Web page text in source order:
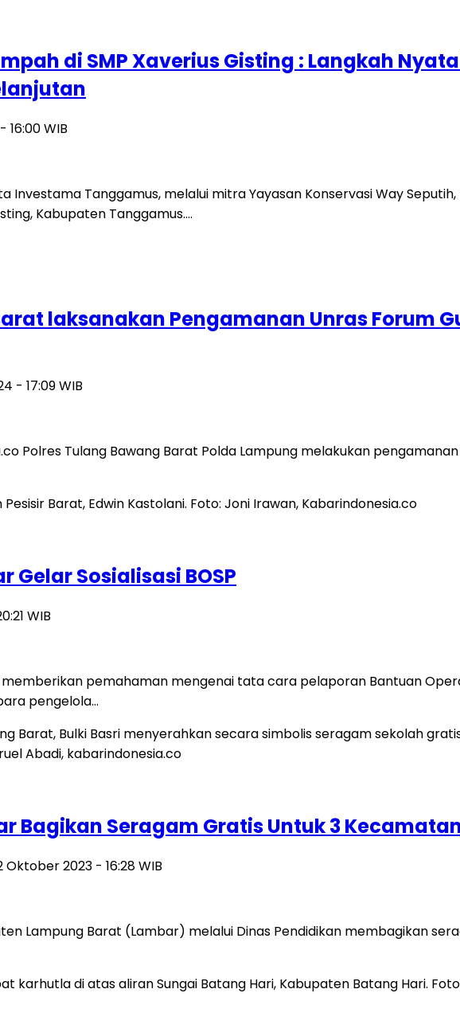
di SMP Xaverius Gisting : Langkah
16:00 WIB
Investama Tanggamus, melalui mitra Yayasan Konservasi Way
Kabupaten Tanggamus….
laksanakan Pengamanan Unras Forum
- 17:09 WIB
Polres Tulang Bawang Barat Polda Lampung melakukan
Gelar Sosialisasi BOSP
WIB
memberikan pemahaman mengenai tata cara pelaporan Bantuan
pengelola…
Bagikan Seragam Gratis Untuk 3
Oktober 2023 - 16:28 WIB
Lampung Barat (Lambar) melalui Dinas Pendidikan membagikan